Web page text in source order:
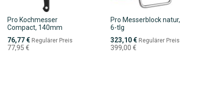
Pro Kochmesser
Compact, 140mm
Sonderpreis
76,77 € Regulärer Preis
77,95 €
Pro Messerblock natur,
6-tlg
Sonderpreis
323,10 € Regulärer Preis
399,00 €